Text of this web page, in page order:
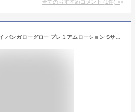
全てのおすすめコメント (1件) >
バブルシャックハワイ バンガローグロー プレミアムローション Sサイズ 59ml【bubble shack hawaii ハワイ スキンケア ブランド ハワイアン ボディクリーム ハワイ 香り プルメリア ピカケ オーガニック クリーム 保湿 ボディローション 人気 定番 おすすめ お土産】